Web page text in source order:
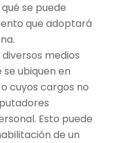
se puede
que adoptará
medios
ubiquen en
cuyos cargos no
Esto puede
de un